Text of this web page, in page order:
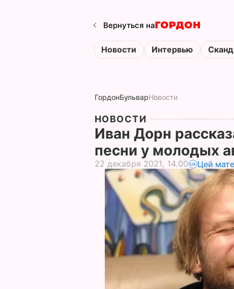
Вернуться на
Новости Интервью
ГордонБульварНовости
НОВОСТИ
Иван Дорн
песни у молодых
22 декабря 2021, 14.00 Цей